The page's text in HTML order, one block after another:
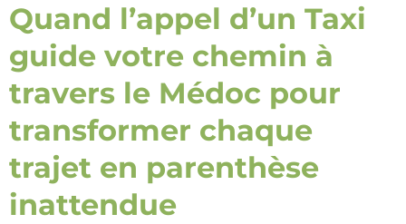
Quand l’appel d’un Taxi
guide votre chemin à
travers le Médoc pour
transformer chaque
trajet en parenthèse
inattendue